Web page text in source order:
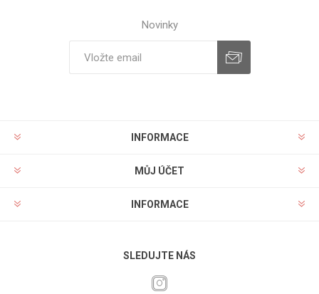
Novinky
INFORMACE
MŮJ ÚČET
INFORMACE
SLEDUJTE NÁS